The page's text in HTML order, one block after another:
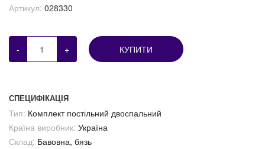
Артикул: 028330
- + КУПИТИ
СПЕЦИФІКАЦІЯ
Тип: Комплект постільний двоспальний
Країна виробник: Україна
Склад: Бавовна, бязь